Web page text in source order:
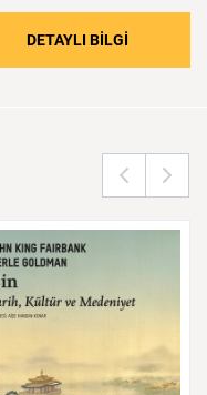
Olmayan Ahlak
DETAYLI BİLGİ